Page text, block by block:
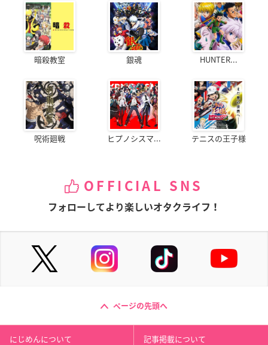
暗殺教室 銀魂 HUNTER...
呪術廻戦 ヒプノシスマ... テニスの王子様
OFFICIAL SNS
フォローしてより楽しいオタクライフ！
ページの先頭へ
にじめんについて 記事掲載について